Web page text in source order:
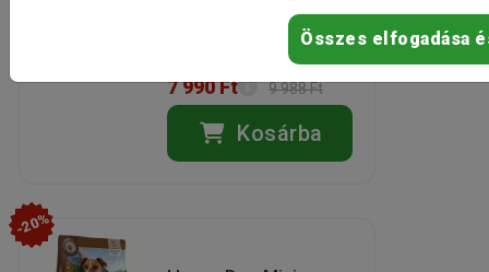
7 990 Ft 9 988 Ft
Kosárba
-20%
Összes elfogadása